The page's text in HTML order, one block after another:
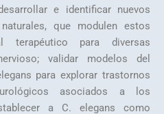
e identificar nuevos
que modulen estos
terapéutico para diversas
validar modelos del
para explorar trastornos
asociados a los
a C. elegans como